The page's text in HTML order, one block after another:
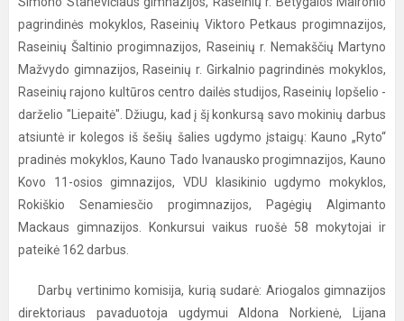
pagrindinės mokyklos, Raseinių Viktoro Petkaus progimnazijos,
Raseinių Šaltinio progimnazijos, Raseinių r. Nemakščių Martyno
Mažvydo gimnazijos, Raseinių r. Girkalnio pagrindinės mokyklos,
Raseinių rajono kultūros centro dailės studijos, Raseinių lopšelio -
darželio "Liepaitė". Džiugu, kad į šį konkursą savo mokinių darbus
atsiuntė ir kolegos iš šešių šalies ugdymo įstaigų: Kauno „Ryto“
pradinės mokyklos, Kauno Tado Ivanausko progimnazijos, Kauno
Kovo 11-osios gimnazijos, VDU klasikinio ugdymo mokyklos,
Rokiškio Senamiesčio progimnazijos, Pagėgių Algimanto
Mackaus gimnazijos. Konkursui vaikus ruošė 58 mokytojai ir
pateikė 162 darbus.
Darbų vertinimo komisija, kurią sudarė: Ariogalos gimnazijos
direktoriaus pavaduotoja ugdymui Aldona Norkienė, Lijana